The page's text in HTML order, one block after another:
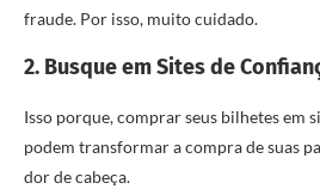
fraude. Por isso, muito cuidado.
2. Busque em Sites de
Isso porque, comprar seus bilhetes em
podem transformar a compra de suas
dor de cabeça.